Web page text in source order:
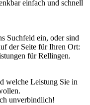
einfach und schnell
Suchfeld ein, oder sind
der Seite für Ihren Ort:
für Rellingen.
welche Leistung Sie in
unverbindlich!